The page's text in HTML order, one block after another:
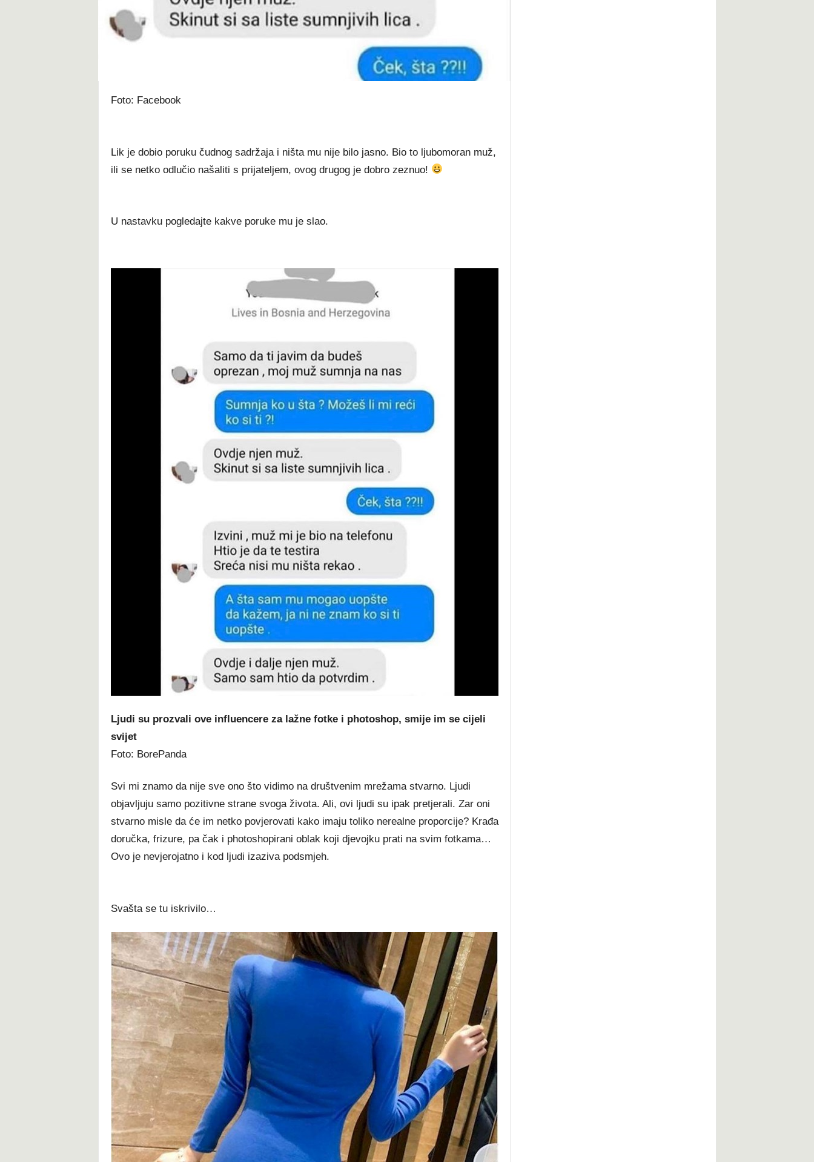
Foto: Facebook
Lik je dobio poruku čudnog sadržaja i ništa mu nije bilo jasno. Bio to ljubomoran muž,
ili se netko odlučio našaliti s prijateljem, ovog drugog je dobro zeznuo!
U nastavku pogledajte kakve poruke mu je slao.
Ljudi su prozvali ove influencere za lažne fotke i photoshop, smije im se cijeli
svijet
Foto: BorePanda
Svi mi znamo da nije sve ono što vidimo na društvenim mrežama stvarno. Ljudi
objavljuju samo pozitivne strane svoga života. Ali, ovi ljudi su ipak pretjerali. Zar oni
stvarno misle da će im netko povjerovati kako imaju toliko nerealne proporcije? Krađa
doručka, frizure, pa čak i photoshopirani oblak koji djevojku prati na svim fotkama…
Ovo je nevjerojatno i kod ljudi izaziva podsmjeh.
Svašta se tu iskrivilo…